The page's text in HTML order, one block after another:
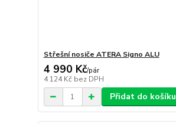
Střešní nosiče ATERA Signo ALU
4 990 Kč/pár
4 124 Kč bez DPH
Přidat do košíku